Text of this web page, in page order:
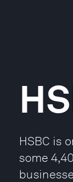
HSBC is
some